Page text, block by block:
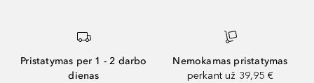
Pristatymas per 1 - 2 darbo
dienas
Nemokamas pristatymas
perkant už 39,95 €